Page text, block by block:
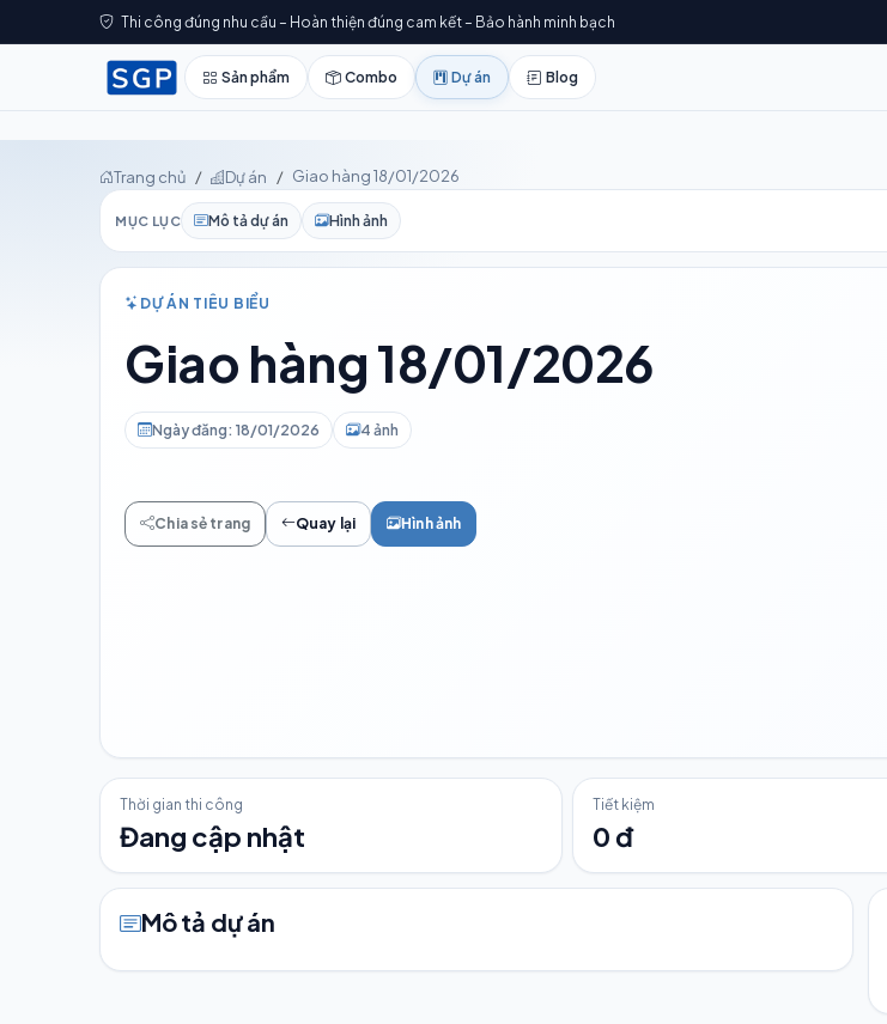
Thi công đúng nhu cầu – Hoàn thiện đúng cam kết – Bảo hành minh bạch
Sản phẩm Combo Dự án Blog
Trang chủ Dự án Giao hàng 18/01/2026
MỤC LỤC Mô tả dự án Hình ảnh
DỰ ÁN TIÊU BIỂU
Giao hàng 18/01/2026
Ngày đăng: 18/01/2026 4 ảnh
Chia sẻ trang Quay lại Hình ảnh
Thời gian thi công
Đang cập nhật
Tiết kiệm
0 đ
Mô tả dự án